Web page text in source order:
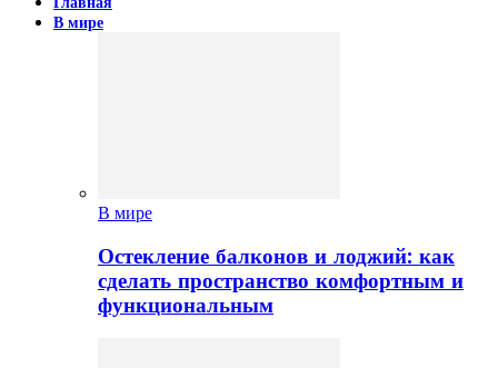
В мире
В мире
Остекление балконов и лоджий: как
сделать пространство комфортным и
функциональным